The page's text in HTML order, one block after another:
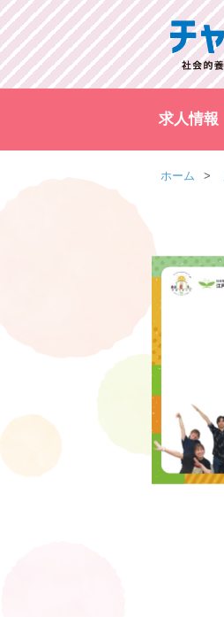
求人情報
ホーム